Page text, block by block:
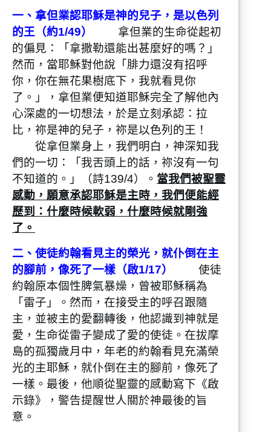
一、拿但業認耶穌是神的兒子，是以色列
的王（約1/49）
拿但業的生命從起初
的偏見：「拿撒勒還能出甚麼好的嗎？」
然而，當耶穌對他說「腓力還沒有招呼
你，你在無花果樹底下，我就看見你
了。」，拿但業便知道耶穌完全了解他內
心深處的一切想法，於是立刻承認：拉
比，祢是神的兒子，祢是以色列的王！
從拿但業身上，我們明白，神深知我
們的一切：「我舌頭上的話，祢沒有一句
不知道的。」（詩139/4）。 當我們被聖靈
感動，願意承認耶穌是主時，我們便能經
歷到：什麼時候軟弱，什麼時候就剛強
了。
二、使徒約翰看見主的榮光，就仆倒在主
的腳前，像死了一樣（啟1/17）
使徒
約翰原本個性脾氣暴燥，曾被耶穌稱為
「雷子」。然而，在接受主的呼召跟隨
主，並被主的愛翻轉後，他認識到神就是
愛，生命從雷子變成了愛的使徒。在拔摩
島的孤獨歲月中，年老的約翰看見充滿榮
光的主耶穌，就仆倒在主的腳前，像死了
一樣。最後，他順從聖靈的感動寫下《啟
示錄》，警告提醒世人關於神最後的旨
意。